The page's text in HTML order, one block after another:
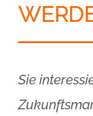
Sie